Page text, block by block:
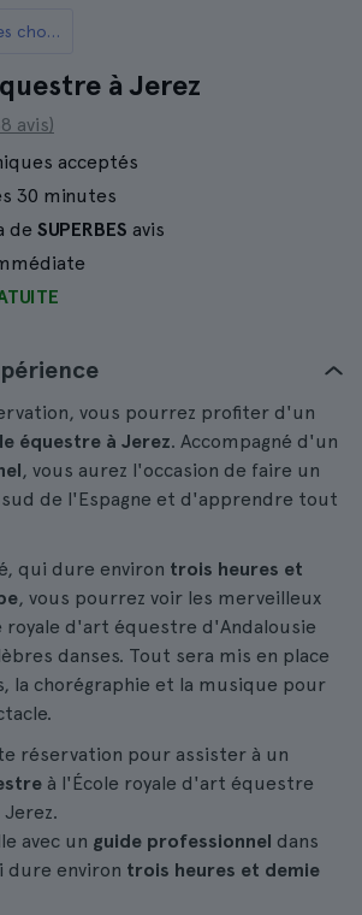
10 meilleures choses à faire à Cadix
à Jerez
avis)
acceptés
30 minutes
de SUPERBES avis
vous pourrez profiter d'un
équestre à Jerez. Accompagné d'un
, vous aurez l'occasion de faire un
de l'Espagne et d'apprendre tout
qui dure environ trois heures et
, vous pourrez voir les merveilleux
royale d'art équestre d'Andalousie
danses. Tout sera mis en place
la chorégraphie et la musique pour
réservation pour assister à un
à l'École royale d'art équestre
avec un guide professionnel dans
dure environ trois heures et demie